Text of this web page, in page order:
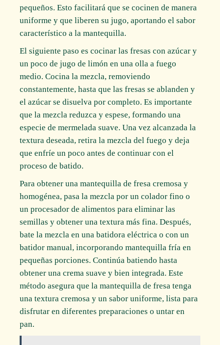
pequeños. Esto facilitará que se cocinen de manera
uniforme y que liberen su jugo, aportando el sabor
característico a la mantequilla.
El siguiente paso es cocinar las fresas con azúcar y
un poco de jugo de limón en una olla a fuego
medio. Cocina la mezcla, removiendo
constantemente, hasta que las fresas se ablanden y
el azúcar se disuelva por completo. Es importante
que la mezcla reduzca y espese, formando una
especie de mermelada suave. Una vez alcanzada la
textura deseada, retira la mezcla del fuego y deja
que enfríe un poco antes de continuar con el
proceso de batido.
Para obtener una mantequilla de fresa cremosa y
homogénea, pasa la mezcla por un colador fino o
un procesador de alimentos para eliminar las
semillas y obtener una textura más fina. Después,
bate la mezcla en una batidora eléctrica o con un
batidor manual, incorporando mantequilla fría en
pequeñas porciones. Continúa batiendo hasta
obtener una crema suave y bien integrada. Este
método asegura que la mantequilla de fresa tenga
una textura cremosa y un sabor uniforme, lista para
disfrutar en diferentes preparaciones o untar en
pan.